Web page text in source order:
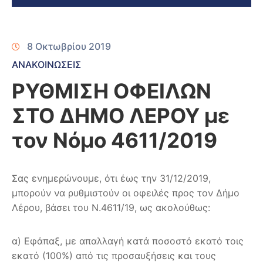
8 Οκτωβρίου 2019
ΑΝΑΚΟΙΝΩΣΕΙΣ
ΡΥΘΜΙΣΗ ΟΦΕΙΛΩΝ
ΣΤΟ ΔΗΜΟ ΛΕΡΟΥ με
τον Νόμο 4611/2019
Σας ενημερώνουμε, ότι έως την 31/12/2019,
μπορούν να ρυθμιστούν οι οφειλές προς τον Δήμο
Λέρου, βάσει του Ν.4611/19, ως ακολούθως:
α) Εφάπαξ, με απαλλαγή κατά ποσοστό εκατό τοις
εκατό (100%) από τις προσαυξήσεις και τους